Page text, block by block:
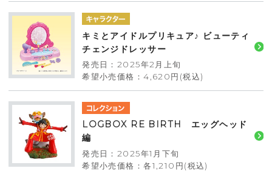
キミとアイドルプリキュア♪ ビューティ
チェンジドレッサー
発売日：2025年2月上旬
希望小売価格：4,620円(税込)
LOGBOX RE BIRTH エッグヘッド
編
発売日：2025年1月下旬
希望小売価格：各1,210円(税込)